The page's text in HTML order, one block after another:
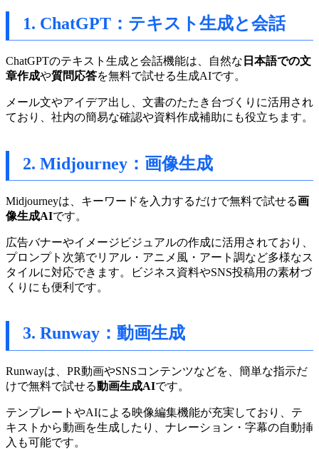
1. ChatGPT：テキスト生成と会話
ChatGPTのテキスト生成と会話機能は、自然な 日本語での文
章作成や質問応答を無料で試せる生成AIです。
メール文やアイデア出し、文書のたたき台づくりに活用され
ており、社内の簡易な確認や資料作成補助にも役立ちます。
2. Midjourney：画像生成
Midjourneyは、キーワードを入力するだけで無料で試せる画
像生成AIです。
広告バナーやイメージビジュアルの作成に活用されており、
プロンプト次第でリアル・アニメ風・アート調など多様なス
タイルに対応できます。ビジネス資料やSNS投稿用の素材づ
くりにも便利です。
3. Runway：動画生成
Runwayは、PR動画やSNSコンテンツなどを、簡単な指示だ
けで無料で試せる動画生成AIです。
テンプレートやAIによる映像編集機能が充実しており、テ
キストから動画を生成したり、ナレーション・字幕の自動挿
入も可能です。